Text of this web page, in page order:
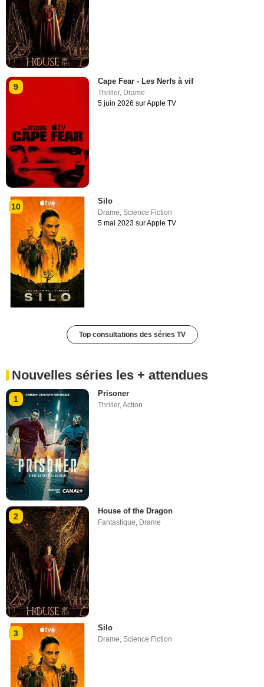
9
Cape Fear - Les Nerfs à vif
Thriller, Drame
5 juin 2026 sur Apple TV
10
Silo
Drame,Science Fiction
5 mai 2023 sur Apple TV
Top consultations des séries TV
Nouvelles séries les + attendues
1
Prisoner
Thriller,Action
2
House of the Dragon
Fantastique Drame
3
Silo
Drame,Science Fiction